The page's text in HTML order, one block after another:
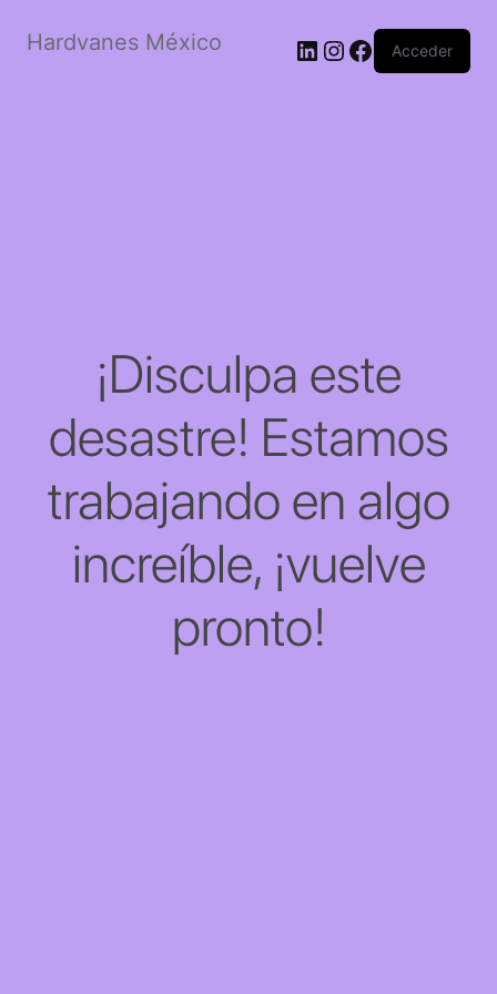
Hardvanes México LinkedIn
Instagram
Facebook
Acceder
¡Disculpa este
desastre! Estamos
trabajando en algo
increíble, ¡vuelve
pronto!